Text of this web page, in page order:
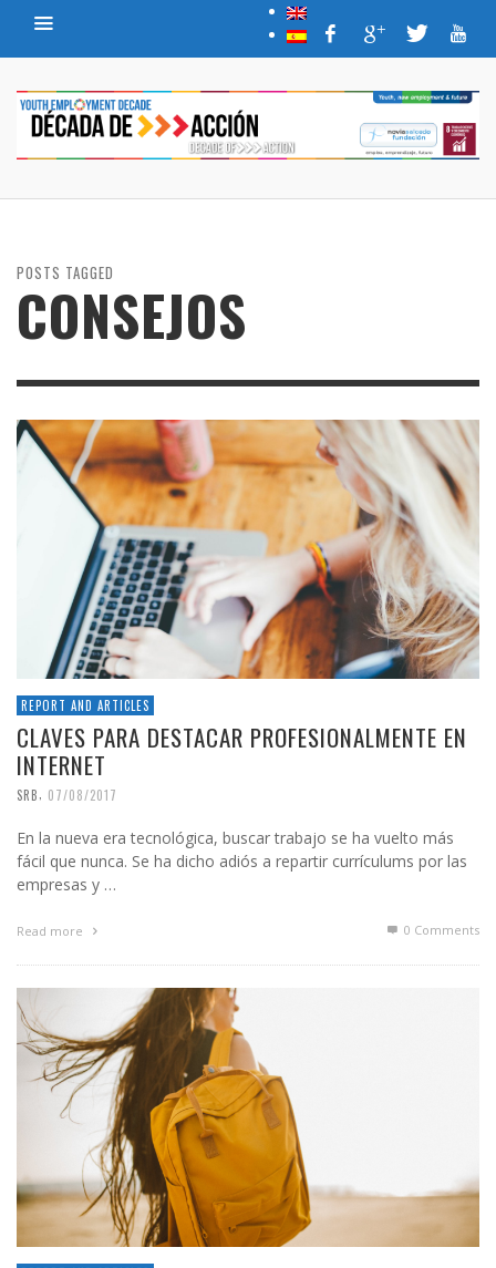
POSTS TAGGED
CONSEJOS
REPORT AND ARTICLES
CLAVES PARA DESTACAR PROFESIONALMENTE EN
INTERNET
SRB, 07/08/2017
En la nueva era tecnológica, buscar trabajo se ha vuelto más
fácil que nunca. Se ha dicho adiós a repartir currículums por las
empresas y …
Read more 0 Comments